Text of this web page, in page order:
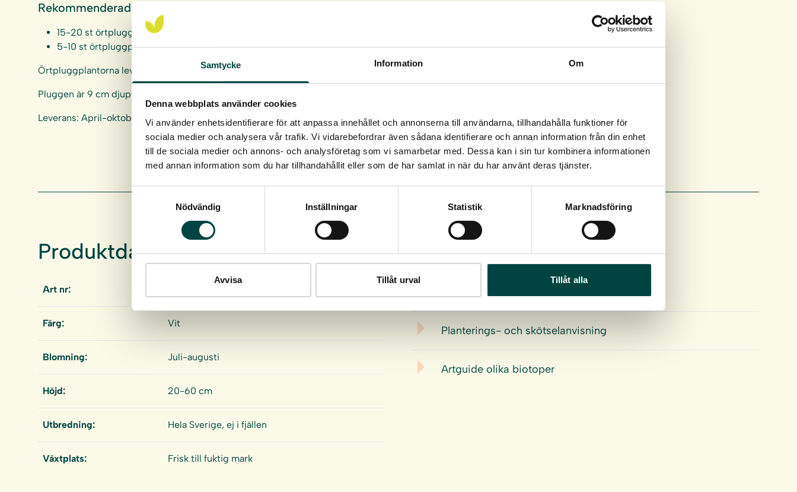
Samtycke Information Om
Denna webbplats använder cookies
Vi använder enhetsidentifierare för att anpassa innehållet och annonserna till användarna, tillhandahålla funktioner för
sociala medier och analysera vår trafik. Vi vidarebefordrar även sådana identifierare och annan information från din enhet
till de sociala medier och annons- och analysföretag som vi samarbetar med. Dessa kan i sin tur kombinera informationen
med annan information som du har tillhandahållit eller som de har samlat in när du har använt deras tjänster.
Samtyckesval
Nödvändig
Inställningar Statistik Marknadsföring
Avvisa Tillåt urval Tillåt alla
Rekommenderad planteringstäthet:
15-20 st örtpluggplantor per kvm.
5-10 st örtpluggplantor per kvm vid kombination med frösådd.
Örtpluggplantorna levereras i hela brätten om 40 st.
Pluggen är 9 cm djupt och 4 cm i diameter, ca 93 cm³ i rotvolym.
Leverans: April-oktober
Produktdata
Art nr:
Färg: Vit
Blomning: Juli-augusti
Höjd: 20-60 cm
Utbredning: Hela Sverige, ej i fjällen
Växtplats: Frisk till fuktig mark
Ladda ner
Produktdatablad
Planterings- och skötselanvisning
Artguide olika biotoper